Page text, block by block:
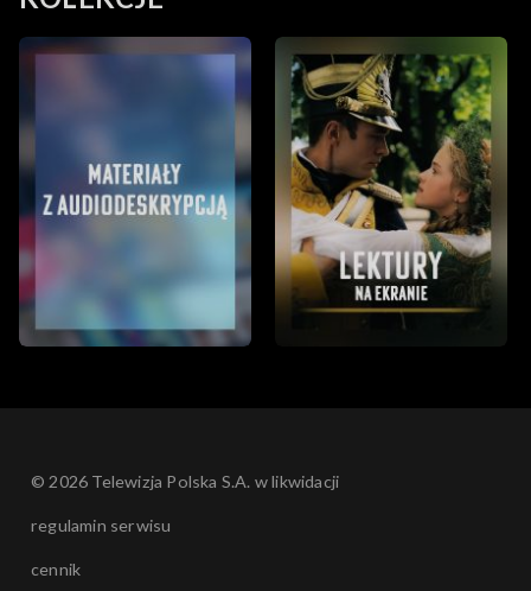
© 2026 Telewizja Polska S.A. w likwidacji
regulamin serwisu
cennik